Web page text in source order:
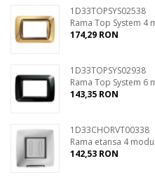
1D33TOPSYS02538
Rama Top System 4
174,29 RON
1D33TOPSYS02938
Rama Top System 6
143,35 RON
1D33CHORVT00338
Rama etansa 4
142,53 RON